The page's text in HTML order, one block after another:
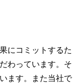
にコミットするた
わっています。そ
ます。また当社で